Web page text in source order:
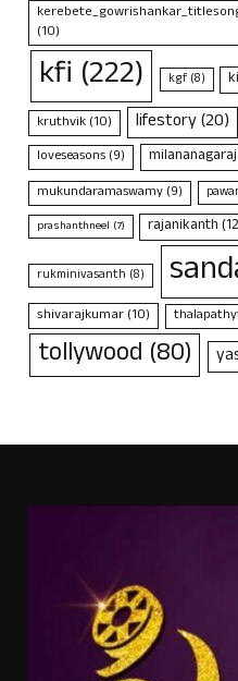
(10)
kfi (222) kgf(8)
kruthvik(10) lifestory(20)
loveseasons (9) milananagaraj
mukundaramaswamy (9)
prashanthneel (7) rajanikanth
rukminivasanth (8)
shivarajkumar(10)
tollywood (80)